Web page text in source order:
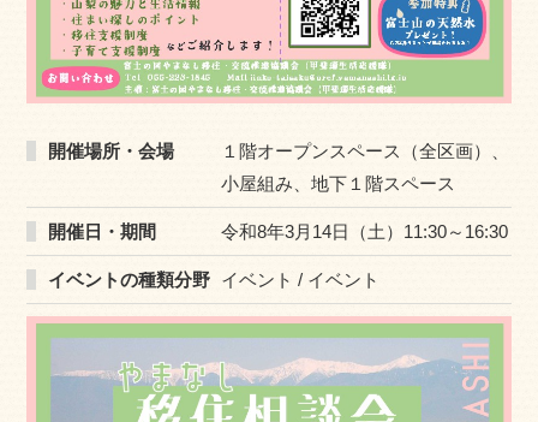
開催場所・会場
１階オープンスペース（全区画）、
小屋組み、地下１階スペース
開催日・期間 令和8年3月14日（土）11:30～16:30
イベントの種類分野 イベント / イベント